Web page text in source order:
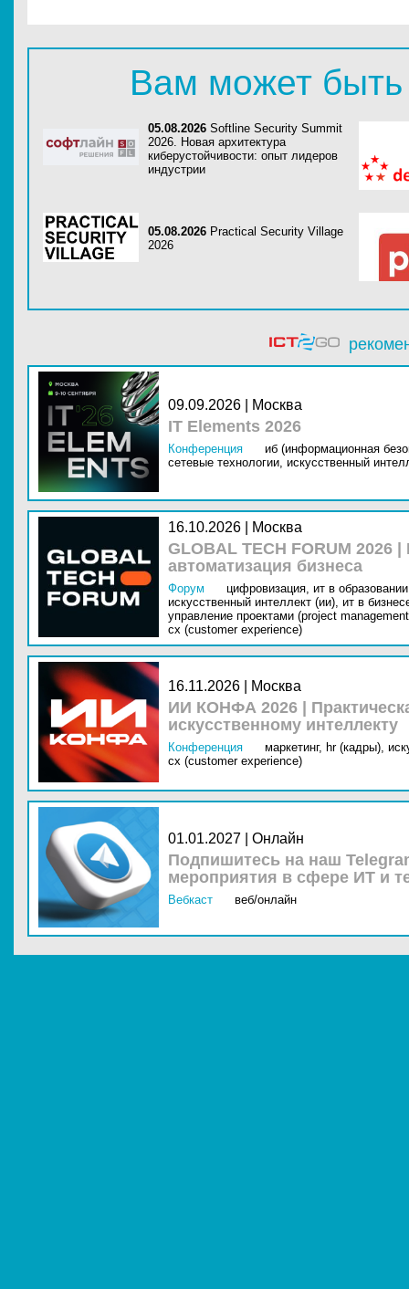
Вам может быть
05.08.2026 Softline Security Summit
2026. Новая архитектура
киберустойчивости: опыт лидеров
индустрии
05.08.2026 Practical Security Village
2026
09.09.2026 | Москва
IT Elements 2026
Конференция
иб (информационная
сетевые технологии, искусственный
16.10.2026 | Москва
GLOBAL TECH FORUM
автоматизация бизнеса
Форум цифровизация, ит в
искусственный интеллект (ии), ит в
управление проектами (project
cx (customer experience)
16.11.2026 | Москва
ИИ КОНФА 2026 |
искусственному интеллекту
Конференция маркетинг, hr (кадры),
cx (customer experience)
01.01.2027 | Онлайн
Подпишитесь на наш
мероприятия в сфере ИТ и
Вебкаст веб/онлайн